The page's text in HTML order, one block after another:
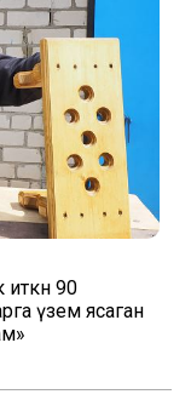
90
үзем ясаган